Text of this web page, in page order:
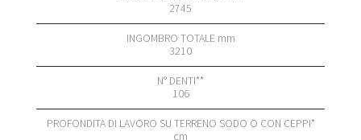
2745
3210
106